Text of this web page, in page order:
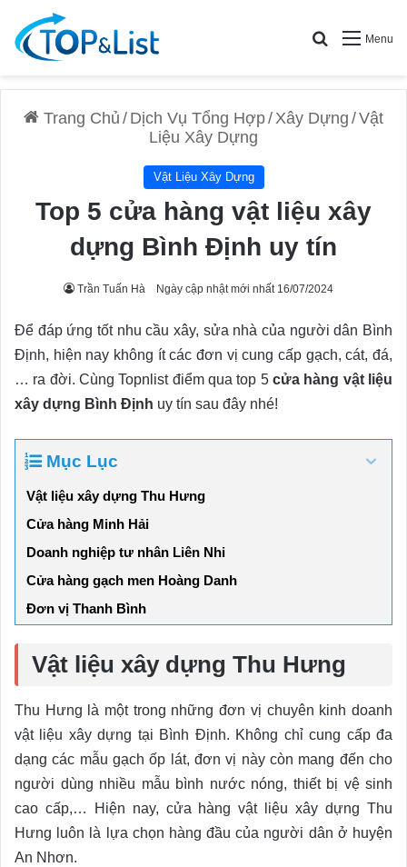
Menu
Search for
Trang Chủ / Dịch Vụ Tổng Hợp/Xây Dựng /Vật
Liệu Xây Dựng
Vật Liệu Xây Dựng
Top 5 cửa hàng vật liệu xây
dựng Bình Định uy tín
Trần Tuấn Hà Ngày cập nhật mới nhất 16/07/2024
Để đáp ứng tốt nhu cầu xây, sửa nhà của người dân Bình
Định, hiện nay không ít các đơn vị cung cấp gạch, cát, đá,
… ra đời. Cùng Topnlist điểm qua top 5 cửa hàng vật liệu
xây dựng Bình Định uy tín sau đây nhé!
Mục Lục
Vật liệu xây dựng Thu Hưng
Cửa hàng Minh Hải
Doanh nghiệp tư nhân Liên Nhi
Cửa hàng gạch men Hoàng Danh
Đơn vị Thanh Bình
Vật liệu xây dựng Thu Hưng
Thu Hưng là một trong những đơn vị chuyên kinh doanh
vật liệu xây dựng tại Bình Định. Không chỉ cung cấp đa
dạng các mẫu gạch ốp lát, đơn vị này còn mang đến cho
người dùng nhiều mẫu bình nước nóng, thiết bị vệ sinh
cao cấp,… Hiện nay, cửa hàng vật liệu xây dựng Thu
Hưng luôn là lựa chọn hàng đầu của người dân ở huyện
An Nhơn.